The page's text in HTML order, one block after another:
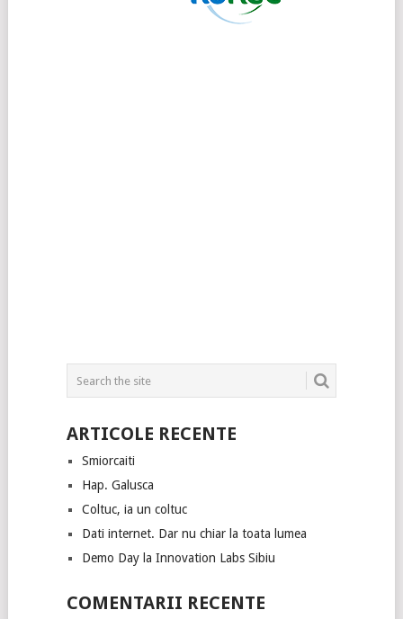
ARTICOLE RECENTE
Smiorcaiti
Hap. Galusca
Coltuc, ia un coltuc
Dati internet. Dar nu chiar la toata lumea
Demo Day la Innovation Labs Sibiu
COMENTARII RECENTE